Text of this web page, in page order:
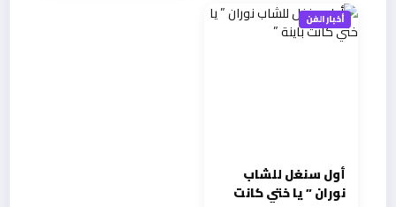
أخبار الفن
أول سنغل للشاب
نوران ” يا ختي كانت